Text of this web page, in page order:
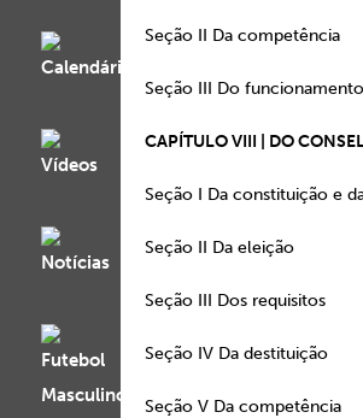
Seção II
Seção III
CAPÍTULO VIII | DO
Seção I Da
Seção II
Seção III
Seção IV
Seção V